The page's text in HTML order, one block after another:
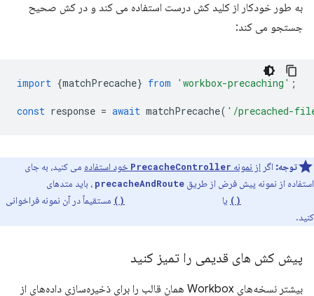
به طور خودکار از کلید کش درست استفاده می کند و در کش صحیح
جستجو می کند:
import {matchPrecache} from 'workbox-precaching' ;
const response = await matchPrecache( '/precached-
توجه: اگر از نمونه PrecacheController خود استفاده می کنید، به جای
استفاده از نمونه پیش فرض از طریق precacheAndRoute ، باید متدهای
یا
مستقیماً در آن نمونه فراخوانی
کنید.
پیش کش های قدیمی را تمیز کنید
بیشتر نسخه‌های Workbox همان قالب را برای ذخیره‌سازی داده‌های از